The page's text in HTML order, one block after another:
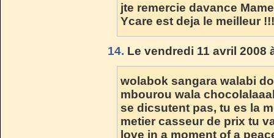
jte remercie davance
Ycare est deja le meilleur
14. Le vendredi 11 avril 2008
wolabok sangara walabi
mbourou wala
se dicsutent pas, tu es la
metier casseur de prix tu
love in a moment of a